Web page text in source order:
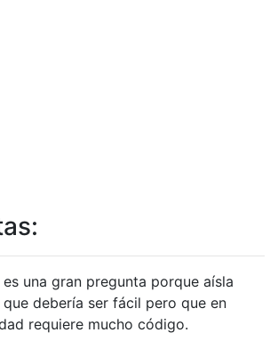
es una gran pregunta porque aísla
debería ser fácil pero que en
requiere mucho código.